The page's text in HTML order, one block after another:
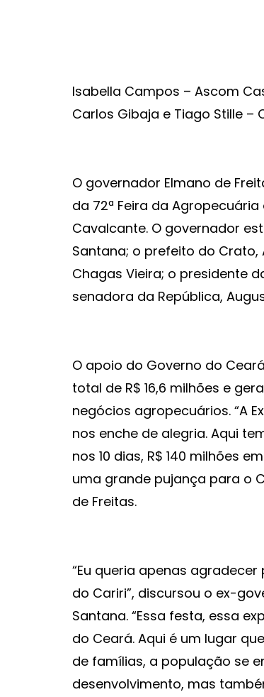
Isabella Campos – Ascom
Carlos Gibaja e Tiago Stille –
O governador Elmano de
da 72ª Feira da
Cavalcante. O governador
Santana; o prefeito do
Chagas Vieira; o presidente
senadora da República,
O apoio do Governo do
total de R$ 16,6 milhões e
negócios agropecuários. “A
nos enche de alegria. Aqui
nos 10 dias, R$ 140 milhões
uma grande pujança para o
de Freitas.
“Eu queria apenas
do Cariri”, discursou o ex-
Santana. “Essa festa, essa
do Ceará. Aqui é um lugar
de famílias, a população se
desenvolvimento, mas